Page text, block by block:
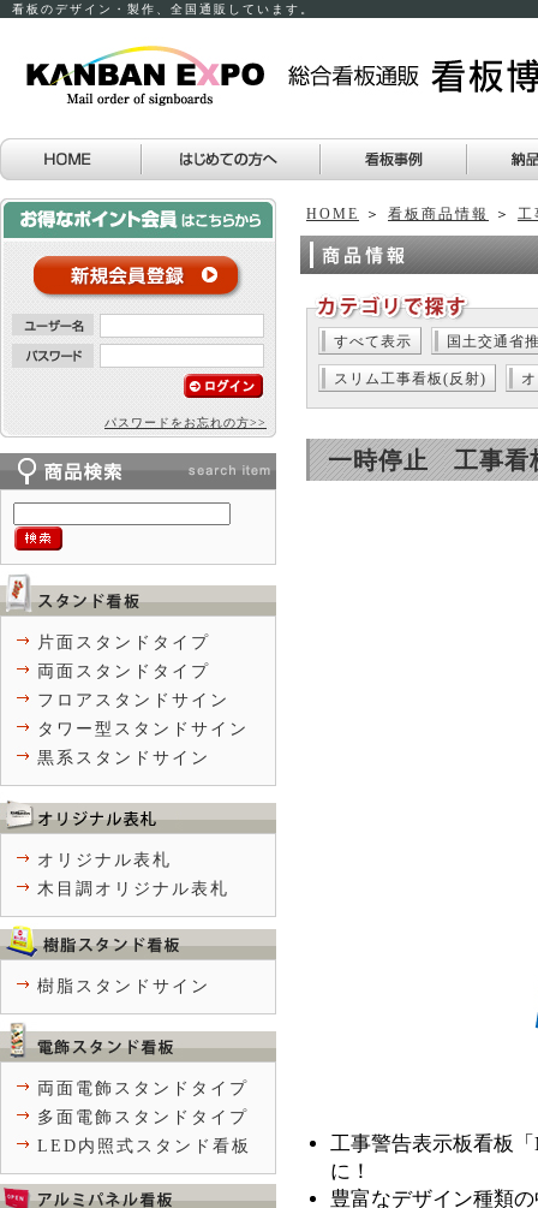
看板のデザイン・製作、全国通販しています。
HOME ＞ 看板商品情報 ＞ 工
すべて表示 国土交通省
スリム工事看板(反射)
一時停止 工事
工事警告表示板看板
に！
豊富なデザイン種類
パスワードをお忘れの方>>
片面スタンドタイプ
両面スタンドタイプ
フロアスタンドサイン
タワー型スタンドサイン
黒系スタンドサイン
オリジナル表札
木目調オリジナル表札
樹脂スタンドサイン
両面電飾スタンドタイプ
多面電飾スタンドタイプ
LED内照式スタンド看板